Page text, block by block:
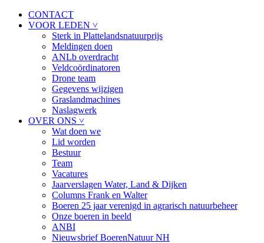
CONTACT
VOOR LEDEN ˅
Sterk in Plattelandsnatuurprijs
Meldingen doen
ANLb overdracht
Veldcoördinatoren
Drone team
Gegevens wijzigen
Graslandmachines
Naslagwerk
OVER ONS ˅
Wat doen we
Lid worden
Bestuur
Team
Vacatures
Jaarverslagen Water, Land & Dijken
Columns Frank en Walter
Boeren 25 jaar verenigd in agrarisch natuurbeheer
Onze boeren in beeld
ANBI
Nieuwsbrief BoerenNatuur NH